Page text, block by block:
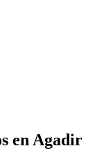
en Agadir